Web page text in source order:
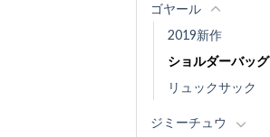
ゴヤール
2019新作
ショルダーバッグ
リュックサック
ジミーチュウ